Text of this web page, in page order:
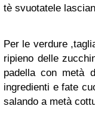
tè svuotatele
Per le verdure
ripieno delle
padella con metà
ingredienti e fate
salando a metà